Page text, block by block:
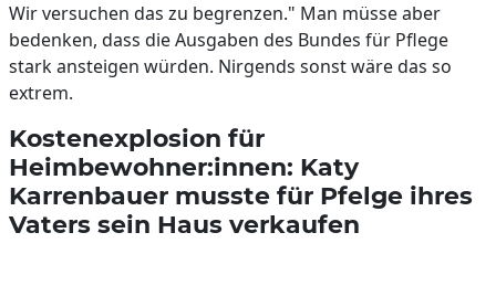
Wir versuchen das zu begrenzen." Man müsse aber
bedenken, dass die Ausgaben des Bundes für Pflege
stark ansteigen würden. Nirgends sonst wäre das so
extrem.
Kostenexplosion für
Heimbewohner:innen: Katy
Karrenbauer musste für Pfelge ihres
Vaters sein Haus verkaufen